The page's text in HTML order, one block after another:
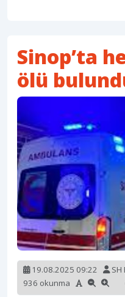
Sinop’ta
ölü
19.08.2025 09:22 SH
936 okunma